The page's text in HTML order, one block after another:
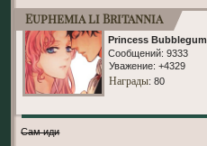
Euphemia li Britannia
Princess Bubblegum
Сообщений: 9333
Уважение: +4329
Награды: 80
Сам иди